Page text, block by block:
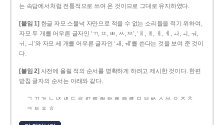
는 속담에서처럼 전통적으로 쓰여 온 것이므로 그대로 유지하였다.
[붙임 1] 한글 자모 스물넉 자만으로 적을 수 없는 소리들을 적기 위하여,
자모 두 개를 어우른 글자인 ‘ㄲ, ㄸ, ㅃ, ㅆ, ㅉ’, ‘ㅐ, ㅒ, ㅔ, ㅖ, ㅘ, ㅚ, ㅝ,
ㅟ, ㅢ’와 자모 세 개를 어우른 글자인 ‘ㅙ, ㅞ’를 쓴다는 것을 보여 준 것이
다.
[붙임 2] 사전에 올릴 적의 순서를 명확하게 하려고 제시한 것이다. 한편
받침 글자의 순서는 아래와 같다.
ㄱ ㄲ ㄳ ㄴ ㄵ ㄶ ㄷ ㄹ ㄺ ㄻ ㄼ ㄽ ㄾ ㄿ ㅀ ㅁ ㅂ ㅄ ㅅ ㅆ ㅇ ㅈ ㅊ
ㅋ ㅌ ㅍ ㅎ